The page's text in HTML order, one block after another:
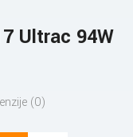
Ultrac 94W
(0)